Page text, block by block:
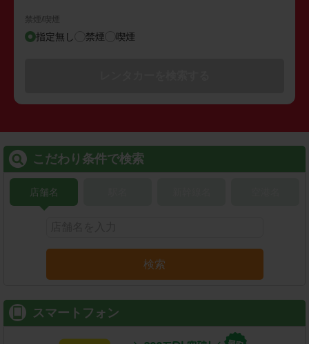
禁煙/喫煙
指定無し 禁煙 喫煙
こだわり条件で検索
店舗名
検索
スマートフォン